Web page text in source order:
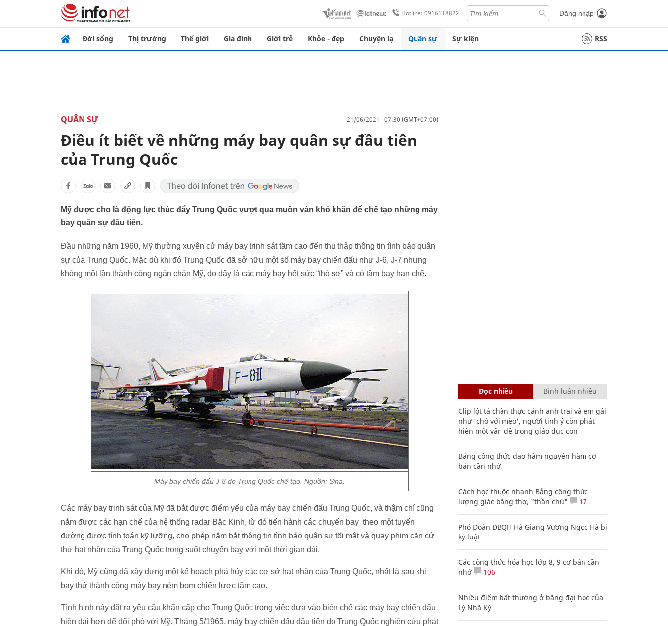
Hotline: 0916118822 Đăng nhập
Đời sống Thị trường Thế giới Gia đình Giới trẻ Khỏe - đẹp Chuyện lạ Quân sự Sự kiện RSS
QUÂN SỰ 21/06/2021 07:30 (GMT+07:00)
Điều ít biết về những máy bay quân sự đầu tiên
của Trung Quốc
Mỹ được cho là động lực thúc đẩy Trung Quốc vượt qua muôn vàn khó khăn để chế tạo những máy
bay quân sự đầu tiên.
Đầu những năm 1960, Mỹ thường xuyên cử máy bay trinh sát tầm cao đến thu thập thông tin tình báo quân
sự của Trung Quốc. Mặc dù khi đó Trung Quốc đã sở hữu một số máy bay chiến đấu như J-6, J-7 nhưng
không một lần thành công ngăn chặn Mỹ, do đây là các máy bay hết sức “thô sơ” và có tầm bay hạn chế.
Máy bay chiến đấu J-8 do Trung Quốc chế tạo. Nguồn: Sina.
Các máy bay trinh sát của Mỹ đã bắt được điểm yếu của máy bay chiến đấu Trung Quốc, và thậm chí cũng
nắm được các hạn chế của hệ thống radar Bắc Kinh, từ đó tiến hành các chuyến bay theo một tuyến
đường được tính toán kỹ lưỡng, cho phép nắm bắt thông tin tình báo quân sự tối mật và quay phim căn cứ
thử hạt nhân của Trung Quốc trong suốt chuyến bay với một thời gian dài.
Khi đó, Mỹ cũng đã xây dựng một kế hoạch phá hủy các cơ sở hạt nhân của Trung Quốc, nhất là sau khi
bay thử thành công máy bay ném bom chiến lược tầm cao.
Tình hình này đặt ra yêu cầu khẩn cấp cho Trung Quốc trong việc đưa vào biên chế các máy bay chiến đấu
hiện đại hơn để đối phó với Mỹ. Tháng 5/1965, máy bay chiến đấu đầu tiên do Trung Quốc nghiên cứu phát
Đọc nhiều Bình luận nhiều
Clip lột tả chân thực cảnh anh trai và em gái
như 'chó với mèo', người tinh ý còn phát
hiện một vấn đề trong giáo dục con
Bảng công thức đạo hàm nguyên hàm cơ
bản cần nhớ
Cách học thuộc nhanh Bảng công thức
lượng giác bằng thơ, "thần chú"
17
Phó Đoàn ĐBQH Hà Giang Vương Ngọc Hà bị
kỷ luật
Các công thức hóa học lớp 8, 9 cơ bản cần
nhớ
106
Nhiều điểm bất thường ở bằng đại học của
Lý Nhã Kỳ